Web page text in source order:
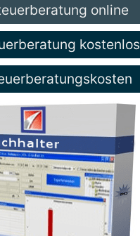
online
kostenlos